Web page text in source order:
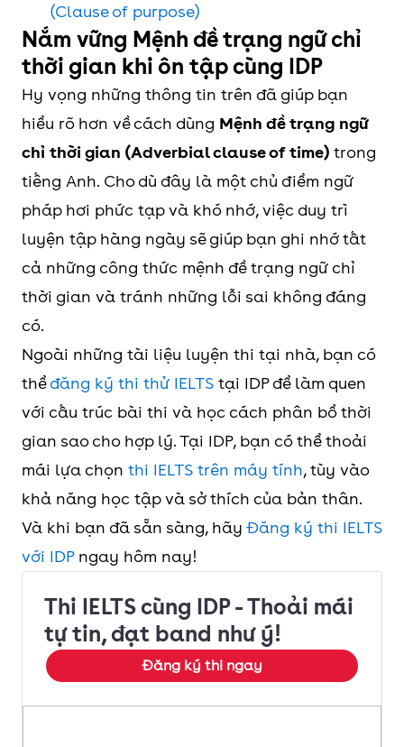
(Clause of purpose)
Nắm vững Mệnh đề trạng ngữ chỉ
thời gian khi ôn tập cùng IDP
Hy vọng những thông tin trên đã giúp bạn
hiểu rõ hơn về cách dùng Mệnh đề trạng ngữ
chỉ thời gian (Adverbial clause of time) trong
tiếng Anh. Cho dù đây là một chủ điểm ngữ
pháp hơi phức tạp và khó nhớ, việc duy trì
luyện tập hàng ngày sẽ giúp bạn ghi nhớ tất
cả những công thức mệnh đề trạng ngữ chỉ
thời gian và tránh những lỗi sai không đáng
có.
Ngoài những tài liệu luyện thi tại nhà, bạn có
thểđăng ký thi thử IELTS tại IDP để làm quen
với cấu trúc bài thi và học cách phân bổ thời
gian sao cho hợp lý. Tại IDP, bạn có thể thoải
mái lựa chọn thi IELTS trên máy tính, tùy vào
khả năng học tập và sở thích của bản thân.
Và khi bạn đã sẵn sàng, hãyĐăng ký thi IELTS
với IDPngay hôm nay!
Thi IELTS cùng IDP - Thoải mái
tự tin, đạt band như ý!
Đăng ký thi ngay